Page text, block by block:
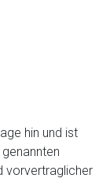
hin und ist
vorvertraglicher